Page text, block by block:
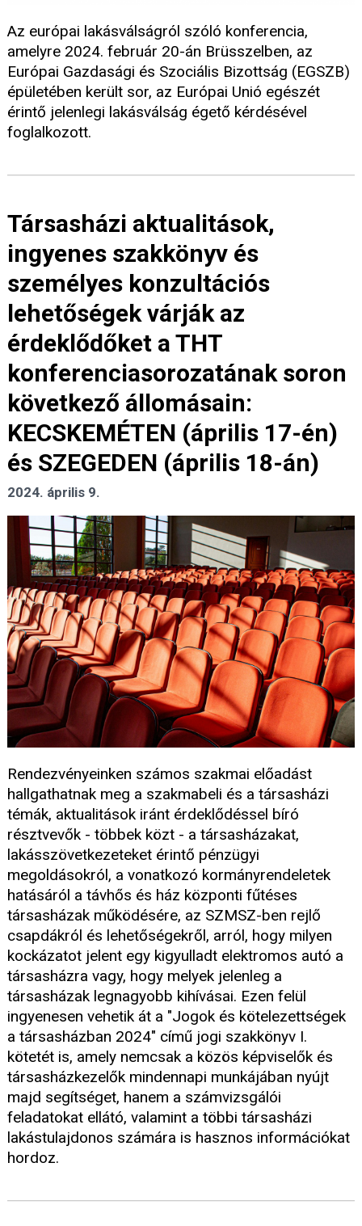
Az európai lakásválságról szóló konferencia,
amelyre 2024. február 20-án Brüsszelben, az
Európai Gazdasági és Szociális Bizottság (EGSZB)
épületében került sor, az Európai Unió egészét
érintő jelenlegi lakásválság égető kérdésével
foglalkozott.
Társasházi aktualitások,
ingyenes szakkönyv és
személyes konzultációs
lehetőségek várják az
érdeklődőket a THT
konferenciasorozatának soron
következő állomásain:
KECSKEMÉTEN (április 17-én)
és SZEGEDEN (április 18-án)
2024. április 9.
Rendezvényeinken számos szakmai előadást
hallgathatnak meg a szakmabeli és a társasházi
témák, aktualitások iránt érdeklődéssel bíró
résztvevők - többek közt - a társasházakat,
lakásszövetkezeteket érintő pénzügyi
megoldásokról, a vonatkozó kormányrendeletek
hatásáról a távhős és ház központi fűtéses
társasházak működésére, az SZMSZ-ben rejlő
csapdákról és lehetőségekről, arról, hogy milyen
kockázatot jelent egy kigyulladt elektromos autó a
társasházra vagy, hogy melyek jelenleg a
társasházak legnagyobb kihívásai. Ezen felül
ingyenesen vehetik át a "Jogok és kötelezettségek
a társasházban 2024" című jogi szakkönyv I.
kötetét is, amely nemcsak a közös képviselők és
társasházkezelők mindennapi munkájában nyújt
majd segítséget, hanem a számvizsgálói
feladatokat ellátó, valamint a többi társasházi
lakástulajdonos számára is hasznos információkat
hordoz.